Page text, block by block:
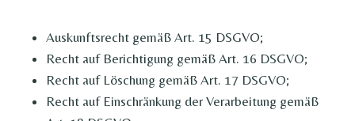
Auskunftsrecht gemäß Art. 15 DSGVO;
Recht auf Berichtigung gemäß Art. 16 DSGVO;
Recht auf Löschung gemäß Art. 17 DSGVO;
Recht auf Einschränkung der Verarbeitung gemäß